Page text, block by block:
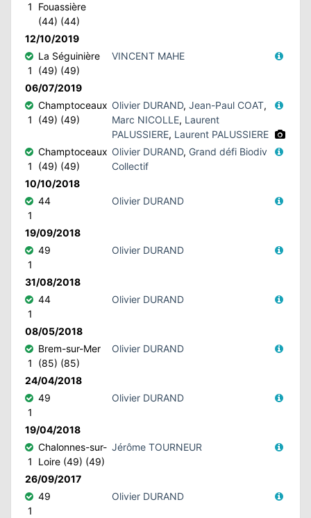
1
Fouassière
(44) (44)
12/10/2019
1
La Séguinière
(49) (49)
VINCENT MAHE
06/07/2019
1
Champtoceaux
(49) (49)
Olivier DURAND,Jean-Paul COAT,
Marc NICOLLE, Laurent
PALUSSIERE, Laurent PALUSSIERE
1
Champtoceaux
(49) (49)
Olivier DURAND, Grand défi Biodiv
Collectif
10/10/2018
1
44 Olivier DURAND
19/09/2018
1
49 Olivier DURAND
31/08/2018
1
44 Olivier DURAND
08/05/2018
1
Brem-sur-Mer
(85) (85)
Olivier DURAND
24/04/2018
1
49 Olivier DURAND
19/04/2018
1
Chalonnes-sur-
Loire (49) (49)
Jérôme TOURNEUR
26/09/2017
1
49 Olivier DURAND